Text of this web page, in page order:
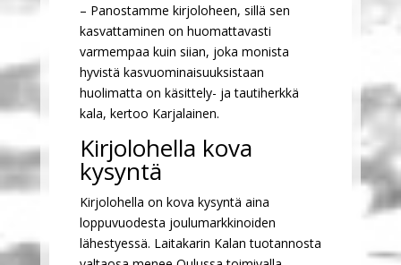
– Panostamme kirjoloheen, sillä sen
kasvattaminen on huomattavasti
varmempaa kuin siian, joka monista
hyvistä kasvuominaisuuksistaan
huolimatta on käsittely- ja tautiherkkä
kala, kertoo Karjalainen.
Kirjolohella kova
kysyntä
Kirjolohella on kova kysyntä aina
loppuvuodesta joulumarkkinoiden
lähestyessä. Laitakarin Kalan tuotannosta